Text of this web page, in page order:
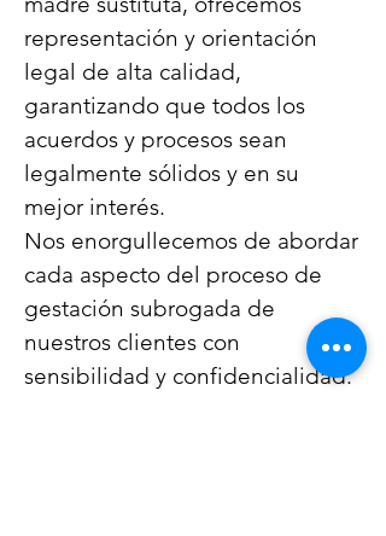
representación y orientación
legal de alta calidad,
garantizando que todos los
acuerdos y procesos sean
legalmente sólidos y en su
mejor interés.
Nos enorgullecemos de abordar
cada aspecto del proceso de
gestación subrogada de
nuestros clientes con
sensibilidad y confidencialidad.